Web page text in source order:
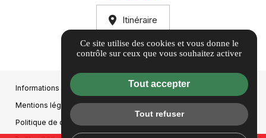
Itinéraire
Informations complémentaires
Mentions légales
Politique de confidentialité
Ce site utilise des cookies et vous donne le
contrôle sur ceux que vous souhaitez activer
Tout accepter
Tout refuser